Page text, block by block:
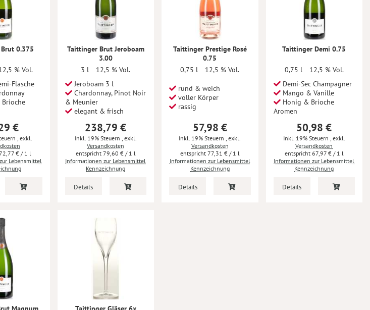
0.375
% Vol.
Flasche
€
, exkl.
€/ 1 l
Lebensmittel
Taittinger Brut Jeroboam
3.00
3 l
12,5 % Vol.
Jeroboam 3 l
Chardonnay, Pinot Noir
& Meunier
elegant & frisch
238,79 €
Inkl. 19% Steuern , exkl.
Versandkosten
79,60 €/ 1 l
Informationen zur Lebensmittel
Kennzeichnung
Details
Taittinger Prestige Rosé
0.75
0,75 l
12,5 % Vol.
rund & weich
voller Körper
rassig
57,98 €
Inkl. 19% Steuern, exkl.
Versandkosten
77,31 €/ 1 l
Informationen zur Lebensmittel
Kennzeichnung
Details
Taittinger Demi 0.75
0,75 l
12,5 % Vol.
Demi-Sec Champagner
Mango & Vanille
Honig & Brioche
Aromen
50,98 €
Inkl. 19% Steuern , exkl.
Versandkosten
67,97 €/ 1 l
Informationen zur Lebensmittel
Kennzeichnung
Details